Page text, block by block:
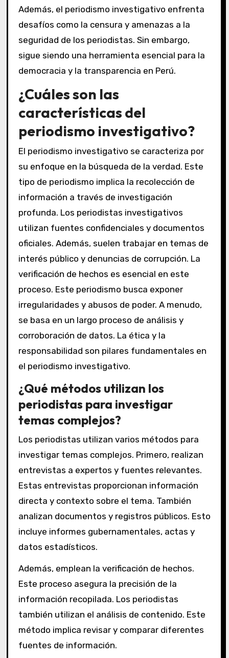
Además, el periodismo investigativo enfrenta
desafíos como la censura y amenazas a la
seguridad de los periodistas. Sin embargo,
sigue siendo una herramienta esencial para la
democracia y la transparencia en Perú.
¿Cuáles son las
características del
periodismo investigativo?
El periodismo investigativo se caracteriza por
su enfoque en la búsqueda de la verdad. Este
tipo de periodismo implica la recolección de
información a través de investigación
profunda. Los periodistas investigativos
utilizan fuentes confidenciales y documentos
oficiales. Además, suelen trabajar en temas de
interés público y denuncias de corrupción. La
verificación de hechos es esencial en este
proceso. Este periodismo busca exponer
irregularidades y abusos de poder. A menudo,
se basa en un largo proceso de análisis y
corroboración de datos. La ética y la
responsabilidad son pilares fundamentales en
el periodismo investigativo.
¿Qué métodos utilizan los
periodistas para investigar
temas complejos?
Los periodistas utilizan varios métodos para
investigar temas complejos. Primero, realizan
entrevistas a expertos y fuentes relevantes.
Estas entrevistas proporcionan información
directa y contexto sobre el tema. También
analizan documentos y registros públicos. Esto
incluye informes gubernamentales, actas y
datos estadísticos.
Además, emplean la verificación de hechos.
Este proceso asegura la precisión de la
información recopilada. Los periodistas
también utilizan el análisis de contenido. Este
método implica revisar y comparar diferentes
fuentes de información.